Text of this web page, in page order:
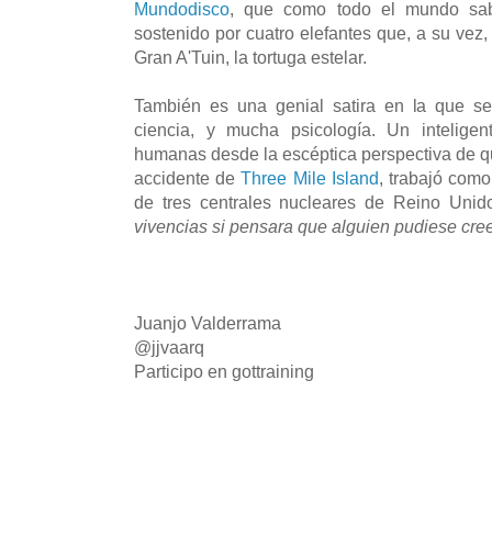
Mundodisco, que como todo el mundo
sostenido por cuatro elefantes que, a su
Gran A'Tuin, la tortuga estelar.
También es una genial satira en la que
ciencia, y mucha psicología. Un
humanas desde la escéptica perspectiva de
accidente deThree Mile Island, trabajó
de tres centrales nucleares de Reino
vivencias si pensara que alguien pudiese
Juanjo Valderrama
@jjvaarq
Participo en gottraining